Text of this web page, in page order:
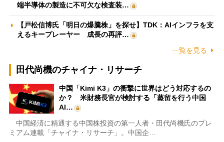
端半導体の製造に不可欠な検査装…
【戸松信博氏「明日の爆騰株」を探せ】TDK：AIインフラを支
えるキープレーヤー 成長の再評…
一覧を見る
田代尚機のチャイナ・リサーチ
中国「Kimi K3」の衝撃に世界はどう対応するの
か？ 米財務長官が検討する「蒸留を行う中国
AI…
中国経済に精通する中国株投資の第一人者・田代尚機氏のプレ
ミアム連載「チャイナ・リサーチ」。中国企…